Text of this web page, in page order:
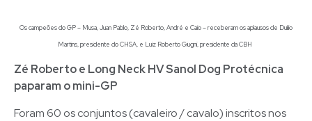
Os campeões do GP – Musa, Juan Pablo, Zé Roberto, André e Caio – receberam os aplausos de Duilio
Martins, presidente do CHSA, e Luiz Roberto Giugni, presidente da CBH
Zé Roberto e Long Neck HV Sanol Dog Protécnica
paparam o mini-GP
Foram 60 os conjuntos (cavaleiro / cavalo) inscritos nos